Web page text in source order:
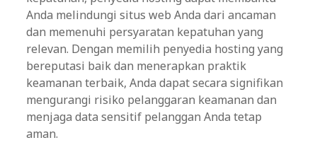
Anda melindungi situs web Anda dari ancaman
dan memenuhi persyaratan kepatuhan yang
relevan. Dengan memilih penyedia hosting yang
bereputasi baik dan menerapkan praktik
keamanan terbaik, Anda dapat secara signifikan
mengurangi risiko pelanggaran keamanan dan
menjaga data sensitif pelanggan Anda tetap
aman.